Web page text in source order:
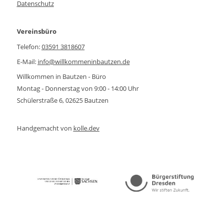
Datenschutz
Vereinsbüro
Telefon:03591 3818607
E-Mail: info@willkommeninbautzen.de
Willkommen in Bautzen - Büro
Montag - Donnerstag von 9:00 - 14:00 Uhr
Schülerstraße 6, 02625 Bautzen
Handgemacht von kolle.dev